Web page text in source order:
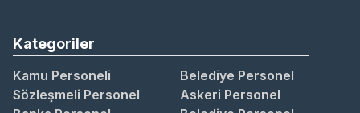
Kategoriler
Kamu Personeli
Belediye Personel
Sözleşmeli Personel
Askeri Personel